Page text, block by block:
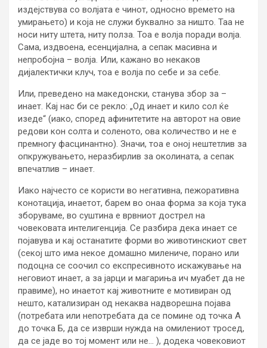
издејствува со волјата е чинот, односно времето на
умирањето) и која не служи буквално за ништо. Таа не
носи ниту штета, ниту полза. Тоа е волја поради волја.
Сама, издвоена, есенцијална, а сепак масивна и
непробојна – волја. Или, кажано во некаков
дијалектички клуч, тоа е волја по себе и за себе.
Или, преведено на македонски, станува збор за –
инает. Кај нас би се рекло: „Од инает и кило сол ќе
изеде“ (иако, според афинитетите на авторот на овие
редови кон солта и соленото, ова количество и не е
премногу фасцинантно). Значи, тоа е оној нештетлив за
опкружувањето, неразбирлив за околината, а сепак
впечатлив – инает.
Иако најчесто се користи во негативна, пежоративна
конотација, инаетот, барем во онаа форма за која тука
зборуваме, во суштина е врвниот дострел на
човековата интелигенција. Се разбира дека инает се
појавува и кај останатите форми во животинскиот свет
(секој што има некое домашно милениче, порано или
подоцна се соочил со експресивното искажување на
неговиот инает, а за јарци и магариња ич муабет да не
правиме), но инаетот кај животните е мотивиран од
нешто, катализиран од некаква надворешна појава
(потребата или непотребата да се помине од точка А
до точка Б, да се изврши нужда на омилениот тросед,
да се јаде во тој момент или не… ), додека човековиот